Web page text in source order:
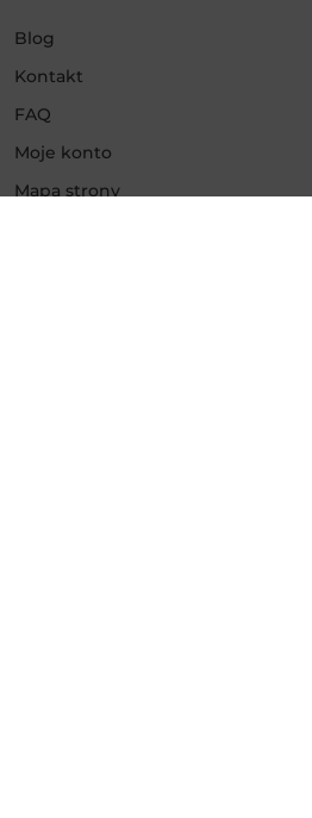
Blog
Kontakt
FAQ
Moje konto
Mapa strony